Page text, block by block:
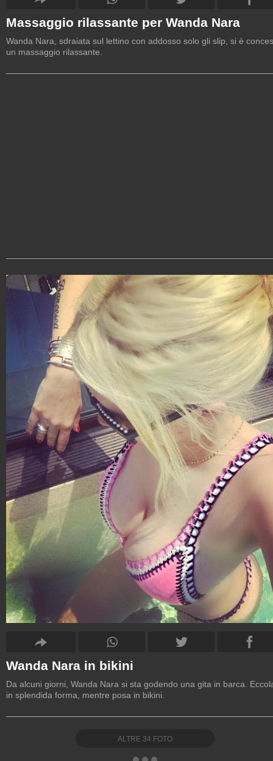
Massaggio rilassante per Wanda Nara
Wanda Nara, sdraiata sul lettino con addosso solo gli slip, si è
un massaggio rilassante.
Wanda Nara in bikini
Da alcuni giorni, Wanda Nara si sta godendo una gita in barca.
in splendida forma, mentre posa in bikini.
ALTRE 34 FOTO